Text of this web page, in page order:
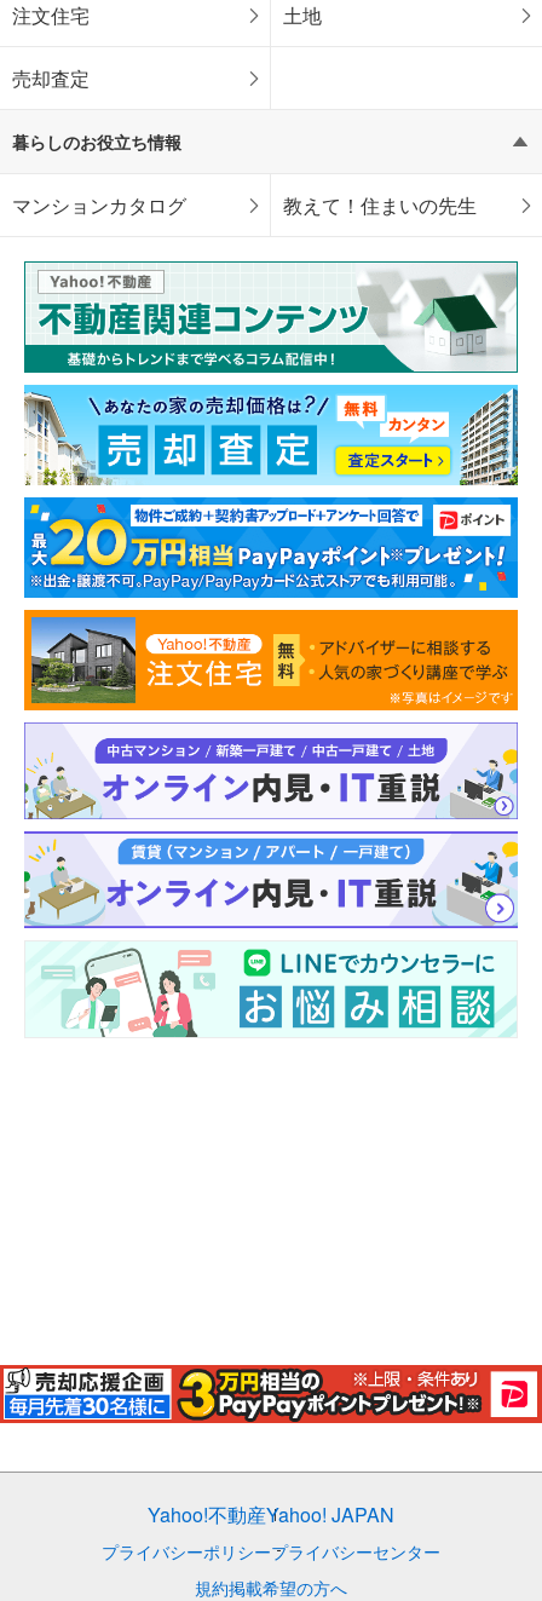
注文住宅 土地
売却査定
暮らしのお役立ち情報
マンションカタログ 教えて！住まいの先生
Yahoo!不動産Yahoo! JAPAN
プライバシーポリシープライバシーセンター
規約掲載希望の方へ